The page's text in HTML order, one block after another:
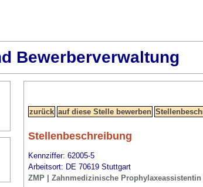
Stellenbeschreibung
Kennziffer: 62005-5
Arbeitsort: DE 70619 Stuttgart
ZMP | Zahnmedizinische